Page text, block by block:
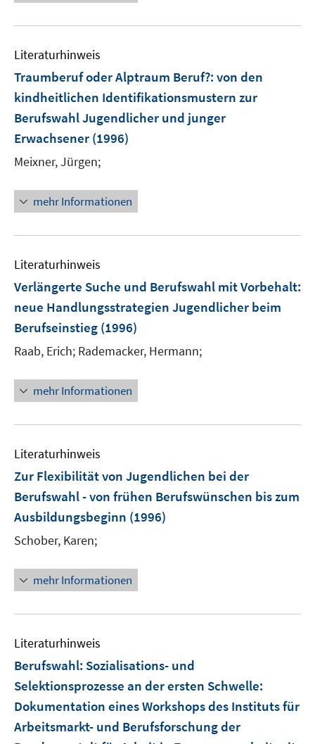
Literaturhinweis
Traumberuf oder Alptraum Beruf?: von den
kindheitlichen Identifikationsmustern zur
Berufswahl Jugendlicher und junger
Erwachsener (1996)
Meixner, Jürgen;
mehr Informationen
Literaturhinweis
Verlängerte Suche und Berufswahl mit Vorbehalt:
neue Handlungsstrategien Jugendlicher beim
Berufseinstieg (1996)
Raab, Erich; Rademacker, Hermann;
mehr Informationen
Literaturhinweis
Zur Flexibilität von Jugendlichen bei der
Berufswahl - von frühen Berufswünschen bis zum
Ausbildungsbeginn (1996)
Schober, Karen;
mehr Informationen
Literaturhinweis
Berufswahl: Sozialisations- und
Selektionsprozesse an der ersten Schwelle:
Dokumentation eines Workshops des Instituts für
Arbeitsmarkt- und Berufsforschung der